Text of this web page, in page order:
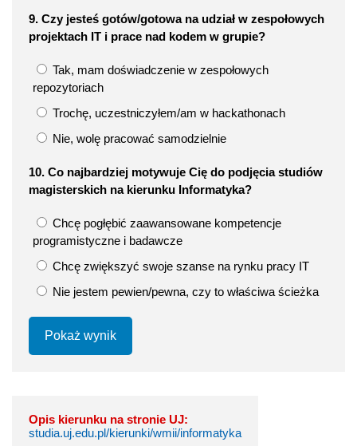
9. Czy jesteś gotów/gotowa na udział w zespołowych
projektach IT i prace nad kodem w grupie?
Tak, mam doświadczenie w zespołowych
repozytoriach
Trochę, uczestniczyłem/am w hackathonach
Nie, wolę pracować samodzielnie
10. Co najbardziej motywuje Cię do podjęcia studiów
magisterskich na kierunku Informatyka?
Chcę pogłębić zaawansowane kompetencje
programistyczne i badawcze
Chcę zwiększyć swoje szanse na rynku pracy IT
Nie jestem pewien/pewna, czy to właściwa ścieżka
Pokaż wynik
Opis kierunku na stronie UJ:
studia.uj.edu.pl/kierunki/wmii/informatyka